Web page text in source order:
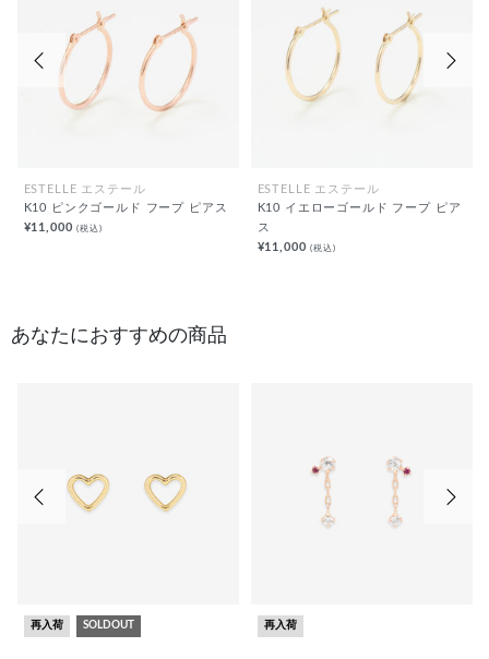
ESTELLE エステール
K10 ピンクゴールド フープ ピアス
¥11,000(税込)
ESTELLE エステール
K10 イエローゴールド フープ ピア
ス
¥11,000(税込)
前の画像
あなたにおすすめの商品
再入荷 SOLDOUT 再入荷
前の画像